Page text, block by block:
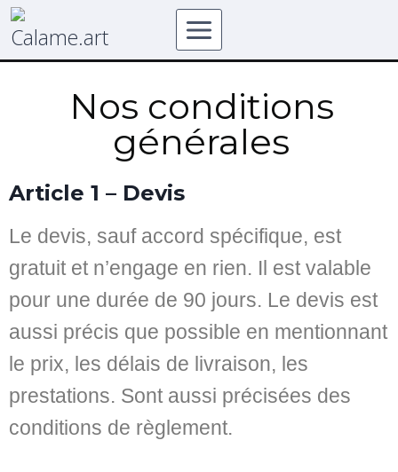
Nos conditions
générales
Article 1 – Devis
Le devis, sauf accord spécifique, est
gratuit et n’engage en rien. Il est valable
pour une durée de 90 jours. Le devis est
aussi précis que possible en mentionnant
le prix, les délais de livraison, les
prestations. Sont aussi précisées des
conditions de règlement.